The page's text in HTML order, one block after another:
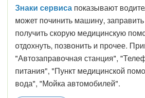
Знаки сервиса показывают
может починить машину,
получить скорую медицинскую
отдохнуть, позвонить и прочее.
"Автозаправочная станция",
питания", "Пункт медицинской
вода", "Мойка автомобилей".